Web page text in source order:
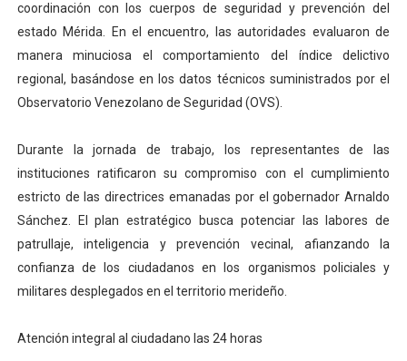
Alcaldía del Municipio Libertador realizó una jornada
Fundacite Mérida dicta taller gratuito de electrónica
INN-Mérida celebró el Lacto grado para promover el
Impulsan plan estratégico de seguridad ciudadana
Jornada social benefició a 250 familias en Los
coordinación con los cuerpos de seguridad y prevención del
estado Mérida. En el encuentro, las autoridades evaluaron de
manera minuciosa el comportamiento del índice delictivo
regional, basándose en los datos técnicos suministrados por el
Observatorio Venezolano de Seguridad (OVS).
Durante la jornada de trabajo, los representantes de las
instituciones ratificaron su compromiso con el cumplimiento
estricto de las directrices emanadas por el gobernador Arnaldo
Sánchez. El plan estratégico busca potenciar las labores de
patrullaje, inteligencia y prevención vecinal, afianzando la
confianza de los ciudadanos en los organismos policiales y
militares desplegados en el territorio merideño.
Atención integral al ciudadano las 24 horas